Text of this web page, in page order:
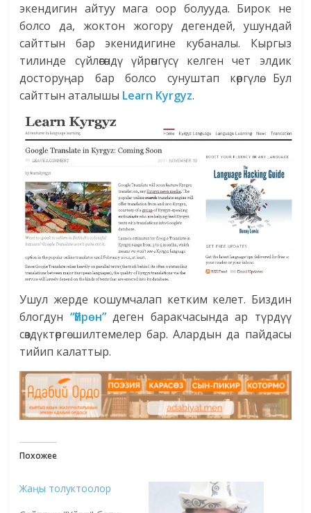
экендигин айтуу мага оор болууда. Бирок не
болсо да, жоктон жогору дегендей, ушундай
сайттын бар экенидигине кубаналы. Кыргыз
тилинде сүйлөгөндү үйрөнгүсү келген чет элдик
досторуңар бар болсо сунуштап көргүлө. Бул
сайттын аталышы Learn Kyrgyz.
Ушул жерде кошумчалап кетким келет. Биздин
блогдун “Үйрөн”деген баракчасында ар түрдүү
сөздүктөргө шилтемелер бар. Алардын да пайдасы
тийип калаттыр.
Похожее
Жаңы толуктоолор